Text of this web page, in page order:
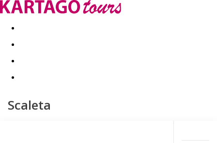
Kapcsolat Nyár 2026 Last Minute
Scaleta